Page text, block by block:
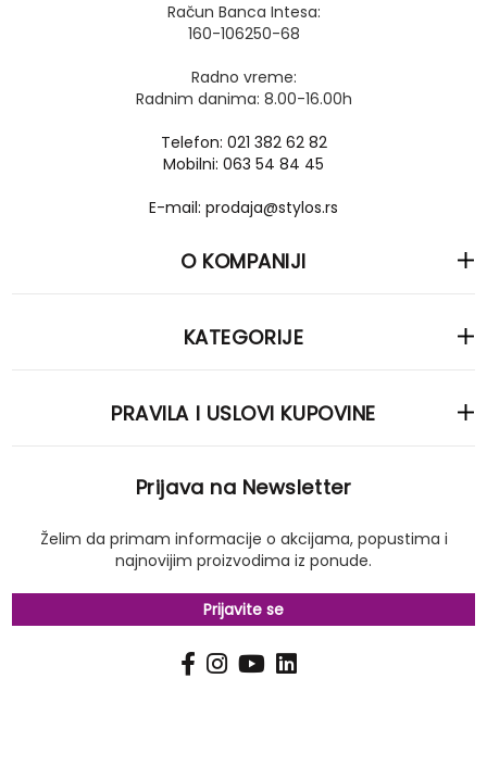
Račun Banca Intesa:
160-106250-68
Radno vreme:
Radnim danima: 8.00-16.00h
Telefon: 021 382 62 82
Mobilni: 063 54 84 45
E-mail: prodaja@stylos.rs
O KOMPANIJI
KATEGORIJE
PRAVILA I USLOVI KUPOVINE
Prijava na Newsletter
Želim da primam informacije o akcijama, popustima i
najnovijim proizvodima iz ponude.
Prijavite se